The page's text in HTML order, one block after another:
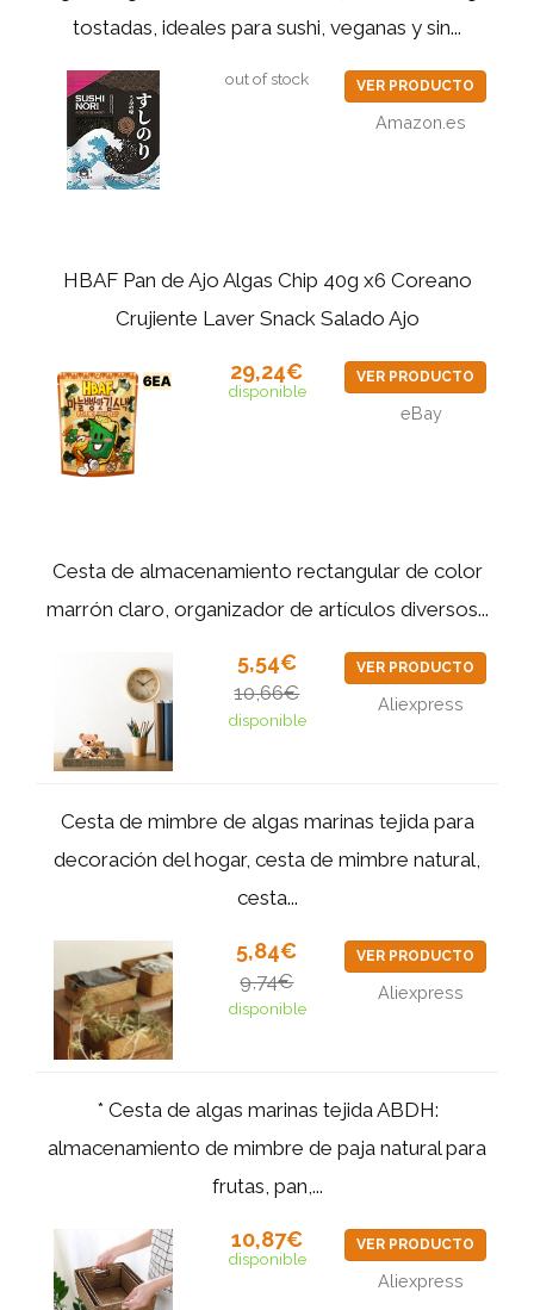
tostadas, ideales para sushi, veganas y sin...
out of stock VER PRODUCTO
Amazon.es
HBAF Pan de Ajo Algas Chip 40g x6 Coreano
Crujiente Laver Snack Salado Ajo
29,24€
disponible
VER PRODUCTO
eBay
Cesta de almacenamiento rectangular de color
marrón claro, organizador de artículos diversos...
5,54€
10,66€
disponible
VER PRODUCTO
Aliexpress
Cesta de mimbre de algas marinas tejida para
decoración del hogar, cesta de mimbre natural,
cesta...
5,84€
9,74€
disponible
VER PRODUCTO
Aliexpress
* Cesta de algas marinas tejida ABDH:
almacenamiento de mimbre de paja natural para
frutas, pan,...
10,87€
disponible
VER PRODUCTO
Aliexpress